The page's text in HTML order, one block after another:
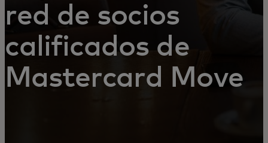
red de socios
calificados de
Mastercard Move